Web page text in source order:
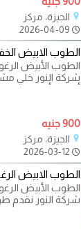
الجيزة، مركز
2026-04-09
الطوب الابيض
الطوب الأبيض
شركة النور خلي
أقوى وأوفر بالطوب
900 جنيه
الجيزة، مركز
2026-03-12
الطوب الابيض
الطوب الأبيض
شركة النور نقدم